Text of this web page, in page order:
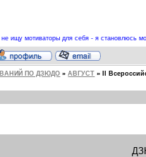
ищу мотиваторы для себя - я становлюсь
ПО ДЗЮДО » АВГУСТ »
II